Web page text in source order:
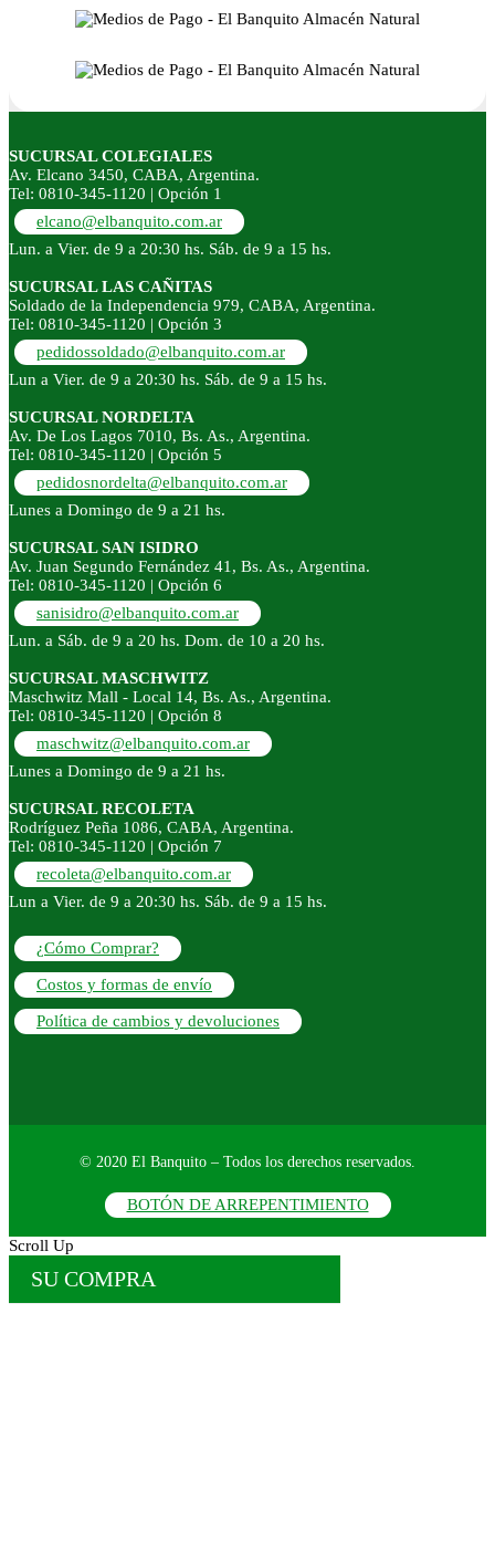
SUCURSAL COLEGIALES
Av. Elcano 3450, CABA, Argentina.
Tel: 0810-345-1120 | Opción 1
elcano@elbanquito.com.ar
Lun. a Vier. de 9 a 20:30 hs. Sáb. de 9 a 15 hs.
SUCURSAL LAS CAÑITAS
Soldado de la Independencia 979, CABA, Argentina.
Tel: 0810-345-1120 | Opción 3
pedidossoldado@elbanquito.com.ar
Lun a Vier. de 9 a 20:30 hs. Sáb. de 9 a 15 hs.
SUCURSAL NORDELTA
Av. De Los Lagos 7010, Bs. As., Argentina.
Tel: 0810-345-1120 | Opción 5
pedidosnordelta@elbanquito.com.ar
Lunes a Domingo de 9 a 21 hs.
SUCURSAL SAN ISIDRO
Av. Juan Segundo Fernández 41, Bs. As., Argentina.
Tel: 0810-345-1120 | Opción 6
sanisidro@elbanquito.com.ar
Lun. a Sáb. de 9 a 20 hs. Dom. de 10 a 20 hs.
SUCURSAL MASCHWITZ
Maschwitz Mall - Local 14, Bs. As., Argentina.
Tel: 0810-345-1120 | Opción 8
maschwitz@elbanquito.com.ar
Lunes a Domingo de 9 a 21 hs.
SUCURSAL RECOLETA
Rodríguez Peña 1086, CABA, Argentina.
Tel: 0810-345-1120 | Opción 7
recoleta@elbanquito.com.ar
Lun a Vier. de 9 a 20:30 hs. Sáb. de 9 a 15 hs.
¿Cómo Comprar?
Costos y formas de envío
Política de cambios y devoluciones
© 2020 El Banquito – Todos los derechos reservados.
BOTÓN DE ARREPENTIMIENTO
Scroll Up
SU COMPRA